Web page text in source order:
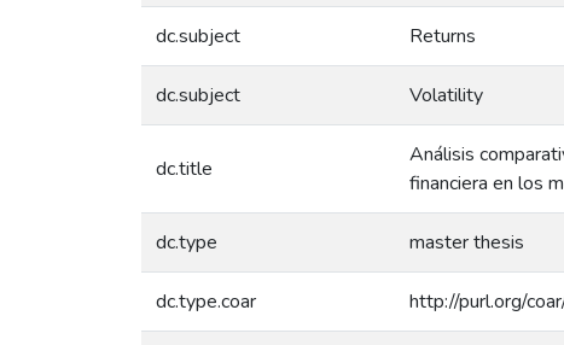
dc.subject Returns
dc.subject Volatility
dc.title
Análisis
financiera en los
dc.type master thesis
dc.type.coar http://purl.org/